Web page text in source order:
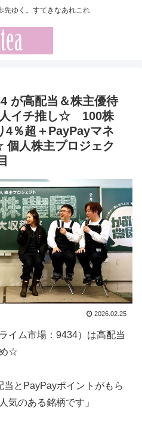
先ゆく。すてきなあれこれ
が高配当＆株主優待
人イチ推し☆ 100株
4％超＋PayPayマネ
人株主プロジェク
2026.02.25
イム市場：9434）は高配当
め☆
とPayPayポイントがもら
気のある銘柄です」